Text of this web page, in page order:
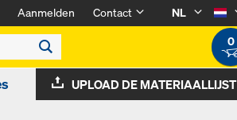
Aanmelden Contact
NL
0
UPLOAD DE MATERIAALLIJST